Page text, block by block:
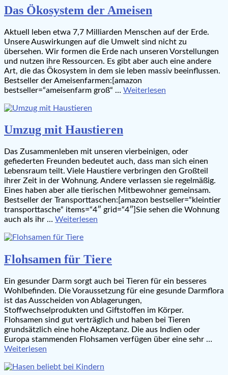
Das Ökosystem der Ameisen
Aktuell leben etwa 7,7 Milliarden Menschen auf der Erde.
Unsere Auswirkungen auf die Umwelt sind nicht zu
übersehen. Wir formen die Erde nach unseren Vorstellungen
und nutzen ihre Ressourcen. Es gibt aber auch eine andere
Art, die das Ökosystem in dem sie leben massiv beeinflussen.
Bestseller der Ameisenfarmen:[amazon
bestseller=“ameisenfarm groß“ … Weiterlesen
Umzug mit Haustieren
Das Zusammenleben mit unseren vierbeinigen, oder
gefiederten Freunden bedeutet auch, dass man sich einen
Lebensraum teilt. Viele Haustiere verbringen den Großteil
ihrer Zeit in der Wohnung. Andere verlassen sie regelmäßig.
Eines haben aber alle tierischen Mitbewohner gemeinsam.
Bestseller der Transporttaschen:[amazon bestseller=“kleintier
transporttasche“ items=“4″ grid=“4″]Sie sehen die Wohnung
auch als ihr … Weiterlesen
Flohsamen für Tiere
Ein gesunder Darm sorgt auch bei Tieren für ein besseres
Wohlbefinden. Die Voraussetzung für eine gesunde Darmflora
ist das Ausscheiden von Ablagerungen,
Stoffwechselprodukten und Giftstoffen im Körper.
Flohsamen sind gut verträglich und haben bei Tieren
grundsätzlich eine hohe Akzeptanz. Die aus Indien oder
Europa stammenden Flohsamen verfügen über eine sehr …
Weiterlesen